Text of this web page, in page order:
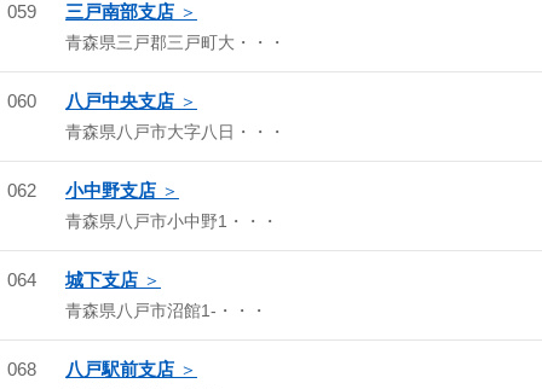
059 三戸南部支店
青森県三戸郡三戸町大・・・
060 八戸中央支店
青森県八戸市大字八日・・・
062 小中野支店
青森県八戸市小中野1・・・
064 城下支店
青森県八戸市沼館1-・・・
068 八戸駅前支店